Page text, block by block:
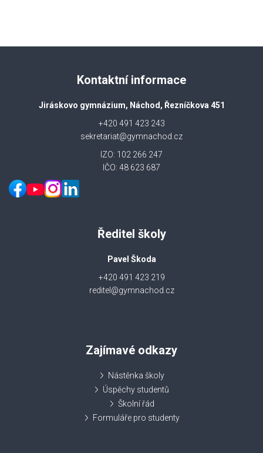
Kontaktní informace
Jiráskovo gymnázium, Náchod, Řezníčkova 451
+420 491 423 243
sekretariat@gymnachod.cz
IZO: 102 266 247
IČO: 48 623 687
Ředitel školy
Pavel Škoda
+420 491 423 219
reditel@gymnachod.cz
Zajímavé odkazy
Nástěnka školy
Úspěchy studentů
Školní řád
Formuláře pro studenty